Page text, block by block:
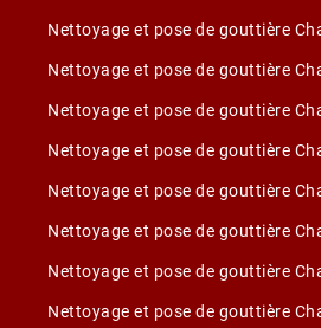
Nettoyage et pose de gouttière
Nettoyage et pose de gouttière
Nettoyage et pose de gouttière
Nettoyage et pose de gouttière
Nettoyage et pose de gouttière
Nettoyage et pose de gouttière
Nettoyage et pose de gouttière
Nettoyage et pose de gouttière